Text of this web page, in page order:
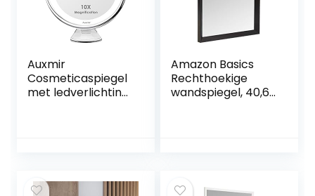
Auxmir
Cosmeticaspiegel
met ledverlichting,
met
Amazon Basics
Rechthoekige
wandspiegel, 40,6